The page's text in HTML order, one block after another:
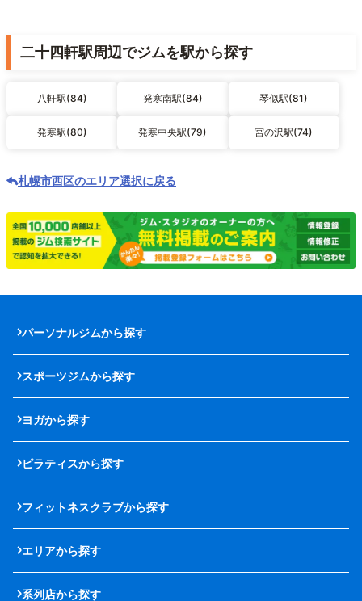
二十四軒駅周辺でジムを駅から探す
八軒駅(84) 発寒南駅(84) 琴似駅(81)
発寒駅(80) 発寒中央駅(79) 宮の沢駅(74)
札幌市西区のエリア選択に戻る
パーソナルジムから探す
スポーツジムから探す
ヨガから探す
ピラティスから探す
フィットネスクラブから探す
エリアから探す
系列店から探す